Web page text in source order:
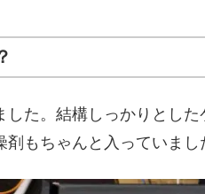
した。結構しっかりとし
もちゃんと入っていまし